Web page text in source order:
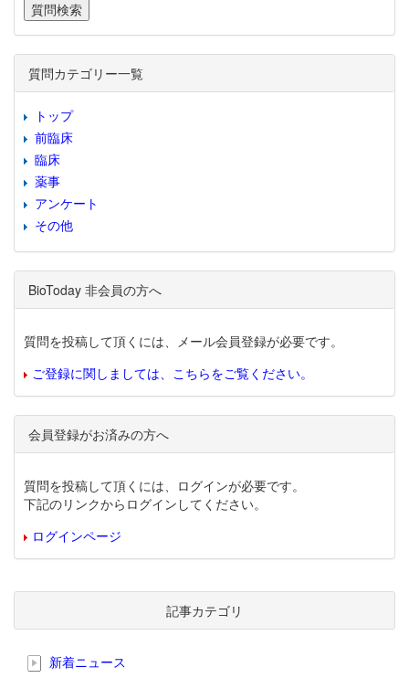
質問カテゴリー一覧
トップ
前臨床
臨床
薬事
アンケート
その他
BioToday 非会員の方へ
質問を投稿して頂くには、メール会員登録が必要です。
ご登録に関しましては、こちらをご覧ください。
会員登録がお済みの方へ
質問を投稿して頂くには、ログインが必要です。
下記のリンクからログインしてください。
ログインページ
記事カテゴリ
新着ニュース